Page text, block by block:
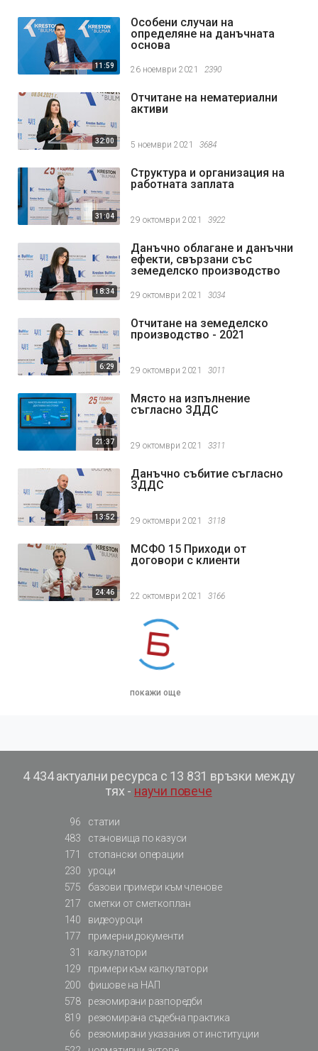
11:59
Особени случаи на
определяне на данъчната
основа
26 ноември 2021 2390
32:00
Отчитане на нематериални
активи
5 ноември 2021 3684
31:04
Структура и организация на
работната заплата
29 октомври 2021 3922
18:34
Данъчно облагане и данъчни
ефекти, свързани със
земеделско производство
29 октомври 2021 3034
6:29
Отчитане на земеделско
производство - 2021
29 октомври 2021 3011
21:37
Място на изпълнение
съгласно ЗДДС
29 октомври 2021 3311
13:52
Данъчно събитие съгласно
ЗДДС
29 октомври 2021 3118
24:46
МСФО 15 Приходи от
договори с клиенти
22 октомври 2021 3166
покажи още
4 434 актуални ресурса с 13 831 връзки между
тях - научи повече
96
статии
483
становища по казуси
171
стопански операции
230
уроци
575
базови примери към членове
217
сметки от сметкоплан
140
видеоуроци
177
примерни документи
31
калкулатори
129
примери към калкулатори
200
фишове на НАП
578
резюмирани разпоредби
819
резюмирана съдебна практика
66
резюмирани указания от институции